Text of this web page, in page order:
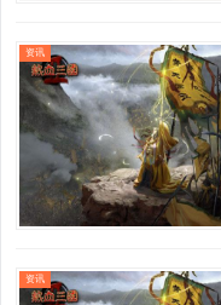
资讯
资讯